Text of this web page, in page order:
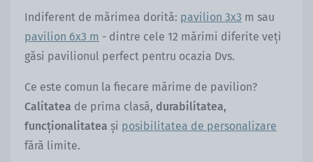
Indiferent de mărimea dorită: pavilion 3x3 m sau
pavilion 6x3 m - dintre cele 12 mărimi diferite veți
găsi pavilionul perfect pentru ocazia Dvs.
Ce este comun la fiecare mărime de pavilion?
Calitatea de prima clasă, durabilitatea,
funcționalitatea și posibilitatea de personalizare
fără limite.